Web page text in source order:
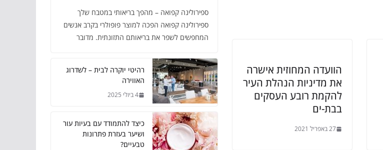
הוועדה המחוזית אישרה
את מדיניות הנהלת העיר
להקמת רובע העסקים
בבת-ים
27 באפריל 2021
ספירולינה קפואה – מהפך בריאותי במטבח שלך
ספירולינה קפואה הפכה למוצר פופולרי בקרב אנשים
המחפשים לשפר את בריאותם התזונתית. מדובר
רהיטי יוקרה לבית – לשדרוג
האווירה
4 ביולי 2025
כיצד להתמודד עם בעיות עור
ושיער בעזרת פתרונות
טבעיים?